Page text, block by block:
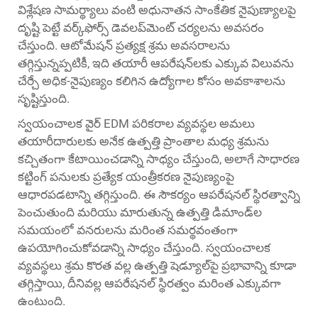
విశ్లేషణ సామర్థ్యాలు వంటి అధునాతన సాంకేతిక నైపుణ్యాలపై
దృష్టి పెట్టే వర్క్‌ఫోర్స్ డెవలప్‌మెంట్ చర్యలను అవసరం
చేస్తుంది. ఆటోమేషన్ ప్రత్యక్ష శ్రమ అవసరాలను
తగ్గిస్తున్నప్పటికీ, ఇది తయారీ ఆపరేషన్‌లకు ఎక్కువ విలువను
చేర్చే అధిక-నైపుణ్యం కలిగిన ఉద్యోగాల కోసం అవకాశాలను
సృష్టిస్తుంది.
స్వయంచాలక వైర్ EDM పరికరాల వ్యవస్థల అమలు
తయారీదారులకు అనేక ఉత్పత్తి ప్రాంతాల మధ్య శ్రమను
కచ్చితంగా కేటాయించడాన్ని సాధ్యం చేస్తుంది, అలాగే సాధారణ
కట్టింగ్ పనులకు ప్రత్యేక యంత్రీకరణ నైపుణ్యంపై
ఆధారపడటాన్ని తగ్గిస్తుంది. ఈ సౌకర్యం ఆపరేషనల్ స్థిరత్వాన్ని
పెంచుతుంది మరియు మారుతున్న ఉత్పత్తి డిమాండ్‌ల
సమయంలో వనరులను మరింత సమర్థవంతంగా
ఉపయోగించుకోవడాన్ని సాధ్యం చేస్తుంది. స్వయంచాలక
వ్యవస్థలు శ్రమ కొరత వల్ల ఉత్పత్తి షెడ్యూల్‌పై ప్రభావాన్ని కూడా
తగ్గిస్తాయి, దీనివల్ల ఆపరేషనల్ స్థిరత్వం మరింత ఎక్కువగా
ఉంటుంది.